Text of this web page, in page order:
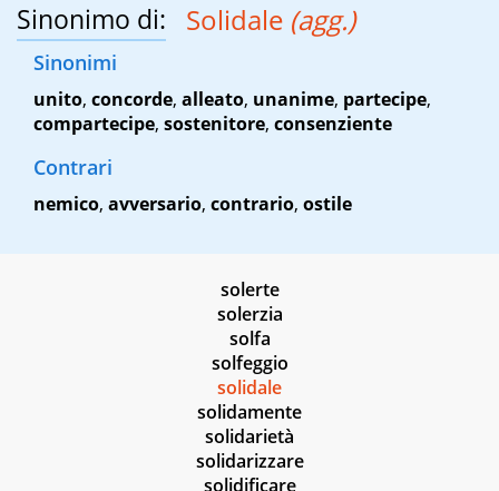
Sinonimo di: Solidale (agg.)
Sinonimi
unito, concorde, alleato, unanime, partecipe,
compartecipe, sostenitore, consenziente
Contrari
nemico, avversario, contrario, ostile
solerte
solerzia
solfa
solfeggio
solidale
solidamente
solidarietà
solidarizzare
solidificare